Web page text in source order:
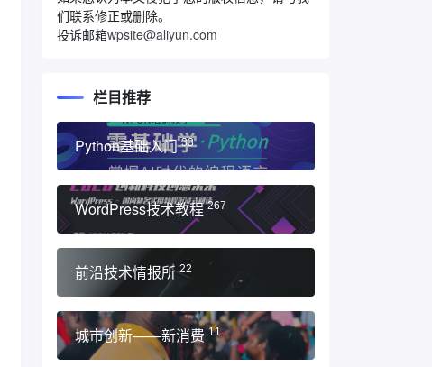
们联系修正或删除。
投诉邮箱wpsite@aliyun.com
栏目推荐
Python基础入门 33
WordPress技术教程 267
前沿技术情报所 22
城市创新——新消费 11